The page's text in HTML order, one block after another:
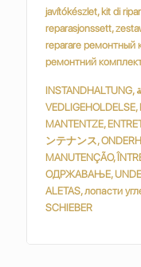
INSTANDHALTUNG, اعمال صيانة, MANTENIMENT, 保養,
VEDLIGEHOLDELSE,
MANTENTZE,
ンテナンス,
MANUTENÇÃO,
ОДРЖАВАЊЕ,
ALETAS, лопасти
SCHIEBER